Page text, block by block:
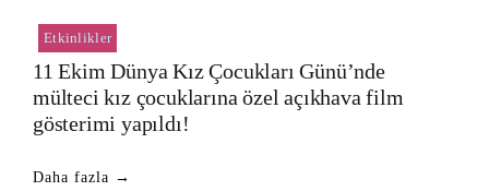
Etkinlikler
11 Ekim Dünya Kız Çocukları Günü’nde
mülteci kız çocuklarına özel açıkhava film
gösterimi yapıldı!
Daha fazla →